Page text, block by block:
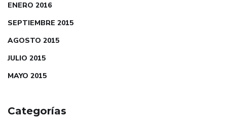
ENERO 2016
SEPTIEMBRE 2015
AGOSTO 2015
JULIO 2015
MAYO 2015
Categorías